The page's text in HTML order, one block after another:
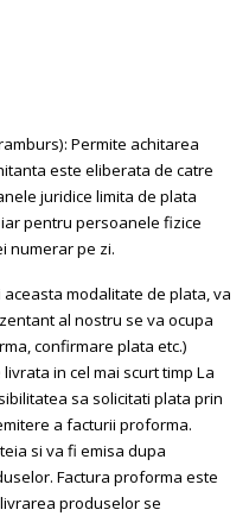
Permite achitarea
este eliberata de catre
juridice limita de plata
pentru persoanele fizice
numerar pe zi.
modalitate de plata, va
al nostru se va ocupa
confirmare plata etc.)
in cel mai scurt timp La
sa solicitati plata prin
a facturii proforma.
si va fi emisa dupa
Factura proforma este
produselor se